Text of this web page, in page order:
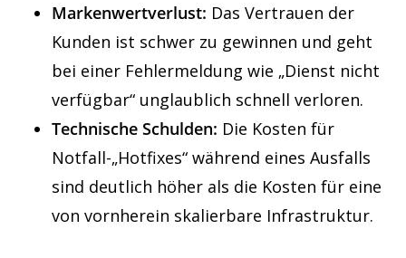
Markenwertverlust: Das Vertrauen der
Kunden ist schwer zu gewinnen und geht
bei einer Fehlermeldung wie „Dienst nicht
verfügbar“ unglaublich schnell verloren.
Technische Schulden: Die Kosten für
Notfall-„Hotfixes“ während eines Ausfalls
sind deutlich höher als die Kosten für eine
von vornherein skalierbare Infrastruktur.